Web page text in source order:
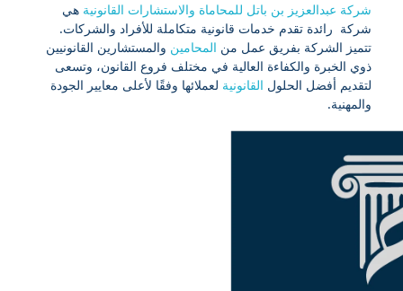
شركة عبدالعزيز بن باتل للمحاماة والاستشارات القانونية هي
شركة رائدة تقدم خدمات قانونية متكاملة للأفراد والشركات.
تتميز الشركة بفريق عمل من المحامين والمستشارين القانونيين
ذوي الخبرة والكفاءة العالية في مختلف فروع القانون، وتسعى
لتقديم أفضل الحلول القانونية لعملائها وفقًا لأعلى معايير الجودة
والمهنية.